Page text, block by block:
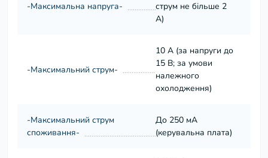
-Максимальна напруга-
струм не більше 2
А)
-Максимальний струм-
10 А (за напруги до
15 В; за умови
належного
охолодження)
-Максимальний струм
споживання-
До 250 мА
(керувальна плата)